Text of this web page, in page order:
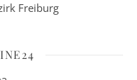
Freiburg